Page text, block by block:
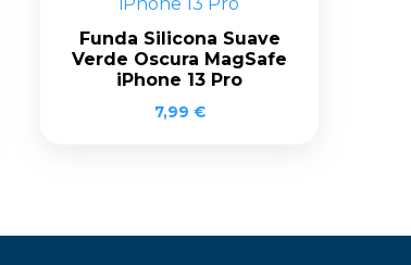
Funda Silicona Suave
Verde Oscura MagSafe
iPhone 13 Pro
7,99 €